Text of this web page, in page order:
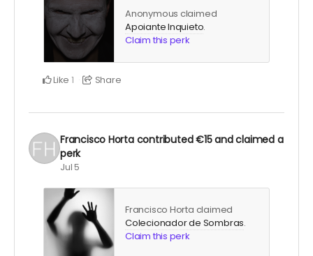
Anonymous claimed
Apoiante Inquieto.
Claim this perk
Like 1 Share
Francisco Horta contributed€15and claimed a
perk
Jul 5
Francisco Horta claimed
Colecionador de Sombras.
Claim this perk